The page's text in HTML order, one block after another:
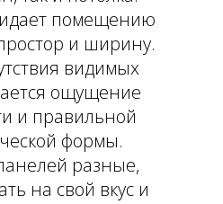
помещению
и ширину.
видимых
ощущение
и правильной
формы.
разные,
на свой вкус и